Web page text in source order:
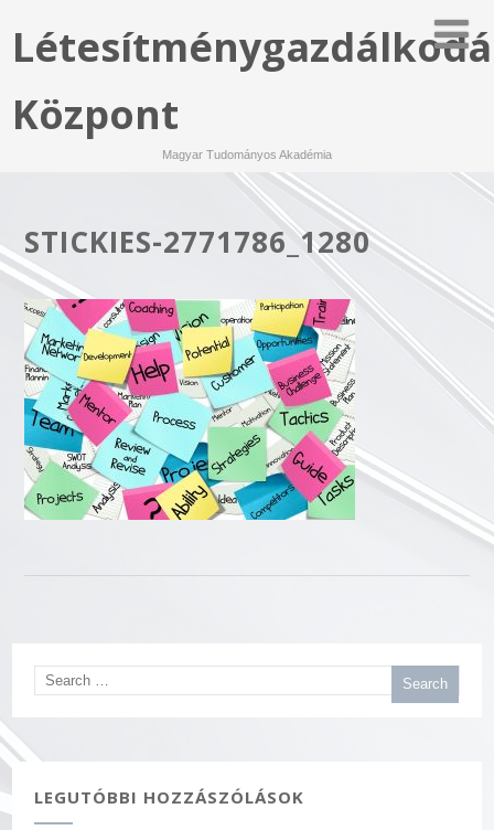
Központ
Magyar Tudományos Akadémia
STICKIES-2771786_1280
LEGUTÓBBI HOZZÁSZÓLÁSOK